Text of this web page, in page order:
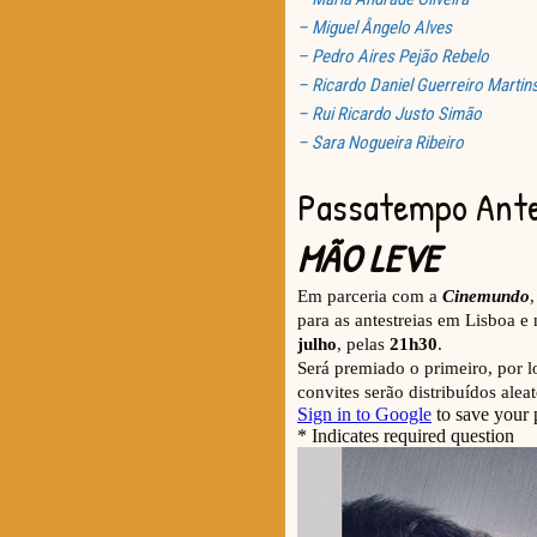
– Miguel Ângelo Alves
– Pedro Aires Pejão Rebelo
– Ricardo Daniel Guerreiro
– Rui Ricardo Justo Simão
– Sara Nogueira Ribeiro